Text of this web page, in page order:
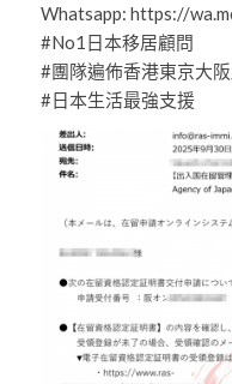
Whatsapp: https://
#No1日本移居顧問
#團隊遍佈香港東京大
#日本生活最強支援